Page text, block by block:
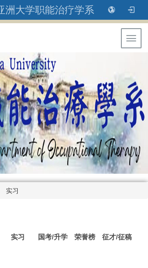
洲大学职能治疗学系
实习
实习 国考/升学 荣誉榜 征才/征稿